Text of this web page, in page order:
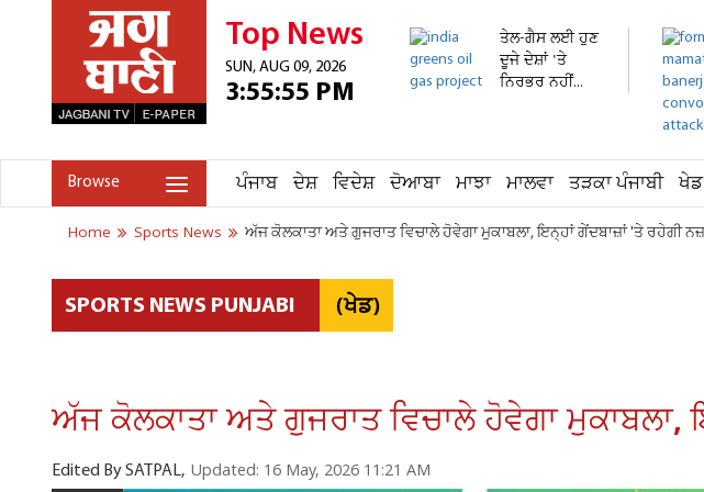
Top News
SUN, AUG 09, 2026
3:55:55 PM
ਤੇਲ-ਗੈਸ ਲਈ ਹੁਣ
ਦੂਜੇ ਦੇਸ਼ਾਂ 'ਤੇ
ਨਿਰਭਰ ਨਹੀਂ...
Browse ਪੰਜਾਬ ਦੇਸ਼ ਵਿਦੇਸ਼ ਦੋਆਬਾ ਮਾਝਾ ਮਾਲਵਾ ਤੜਕਾ ਪੰਜਾਬੀ ਖੇਡ
Home Sports News ਅੱਜ ਕੋਲਕਾਤਾ ਅਤੇ ਗੁਜਰਾਤ ਵਿਚਾਲੇ ਹੋਵੇਗਾ ਮੁਕਾਬਲਾ, ਇਨ੍ਹਾਂ ਗੇਂਦਬਾਜ਼ਾਂ 'ਤੇ ਰਹੇਗੀ
SPORTS NEWS PUNJABI (ਖੇਡ)
ਅੱਜ ਕੋਲਕਾਤਾ ਅਤੇ ਗੁਜਰਾਤ ਵਿਚਾਲੇ ਹੋਵੇਗਾ
Edited By SATPAL, Updated: 16 May, 2026 11:21 AM